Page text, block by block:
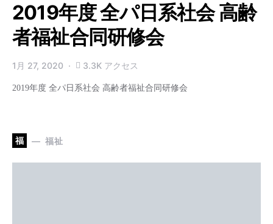
2019年度 全パ日系社会 高齢
者福祉合同研修会
1月 27, 2020 3.3K アクセス
2019年度 全パ日系社会 高齢者福祉合同研修会
福 福祉